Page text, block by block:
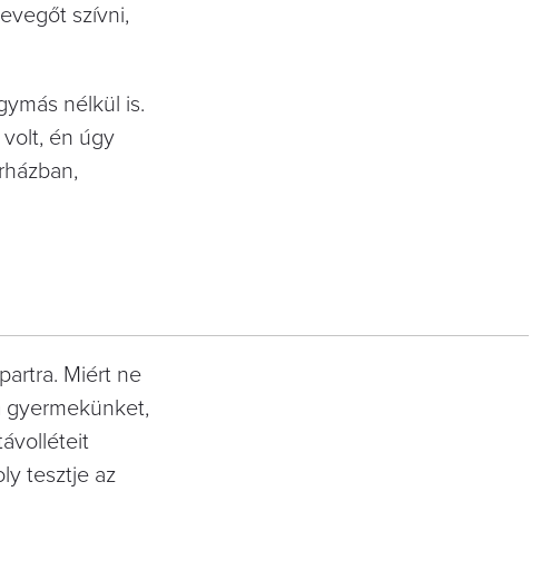
szívni,
nélkül is.
én úgy
Miért ne
gyermekünket,
tesztje az